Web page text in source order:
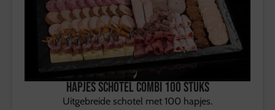
Hapjes Schotel Combi 100 stuks
Uitgebreide schotel met 100 hapjes.